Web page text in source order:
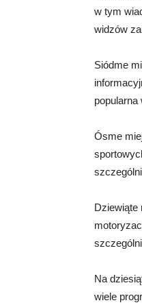
w tym
widzów
Siódme
Ósme
Dziewiąte
Na
wiele